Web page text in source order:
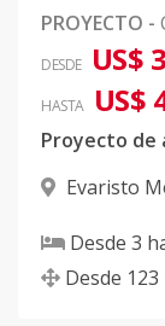
PROYECTO -
DESDE US$
HASTA US$
Proyecto de
Evaristo
Desde 3
Desde 123